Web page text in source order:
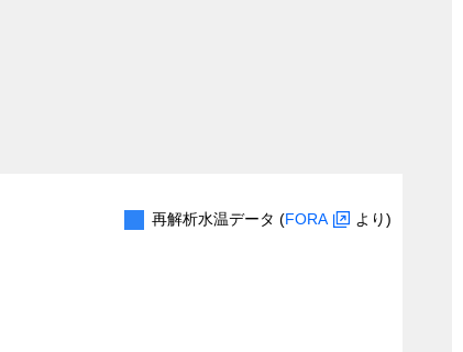
再解析水温データ (FORA より)